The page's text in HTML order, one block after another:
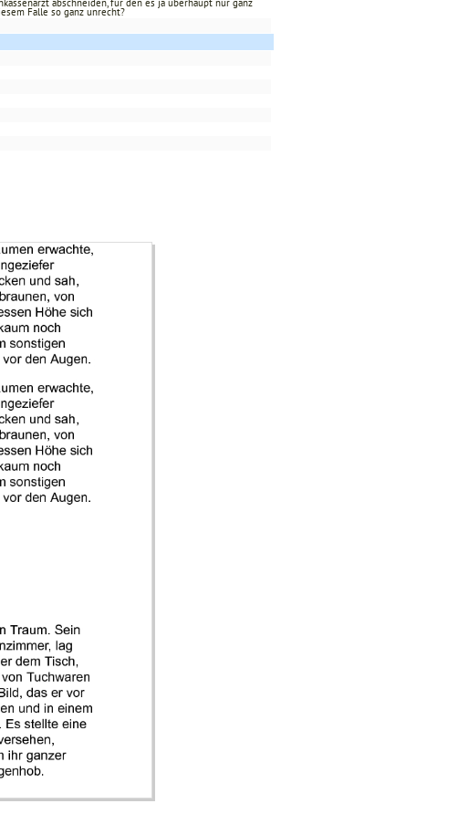
abschneiden, für den es ja überhaupt nur ganz
Falle so ganz unrecht?